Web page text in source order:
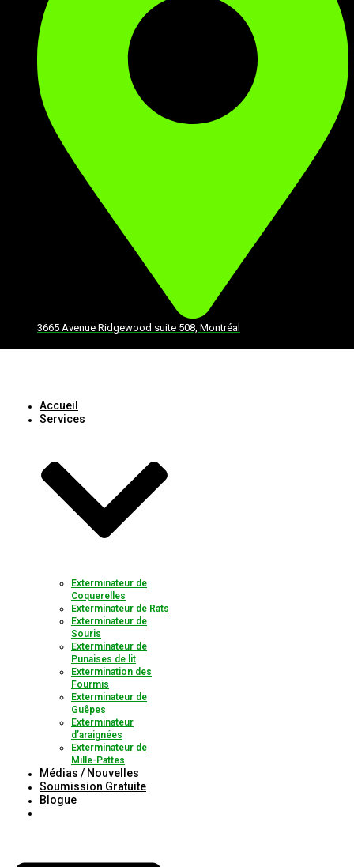
3665 Avenue Ridgewood suite 508, Montréal
Accueil
Services
Exterminateur de
Coquerelles
Exterminateur de Rats
Exterminateur de
Souris
Exterminateur de
Punaises de lit
Extermination des
Fourmis
Exterminateur de
Guêpes
Exterminateur
d’araignées
Exterminateur de
Mille-Pattes
Médias / Nouvelles
Soumission Gratuite
Blogue